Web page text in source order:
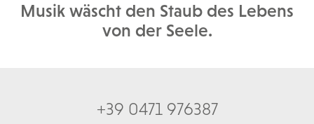
Musik wäscht den Staub des Lebens
von der Seele.
+39 0471 976387